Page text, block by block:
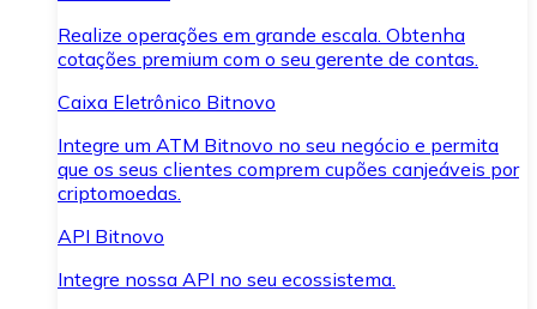
Realize operações em grande escala. Obtenha
cotações premium com o seu gerente de contas.
Caixa Eletrônico Bitnovo
Integre um ATM Bitnovo no seu negócio e permita
que os seus clientes comprem cupões canjeáveis por
criptomoedas.
API Bitnovo
Integre nossa API no seu ecossistema.